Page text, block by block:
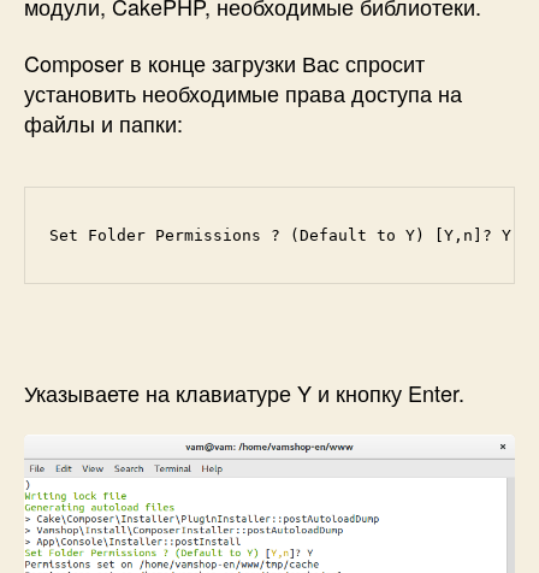
Composer в конце загрузки Вас спросит
установить необходимые права доступа на
файлы и папки:
Set Folder Permissions ? (Default to Y) [Y,n]? Y
Указываете на клавиатуре Y и кнопку Enter.